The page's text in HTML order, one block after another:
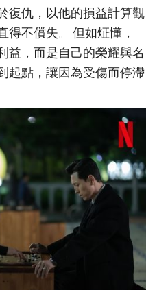
復仇，以他的損益計算觀
得不償失。 但如炡懂，
益，而是自己的榮耀與名
起點，讓因為受傷而停滯